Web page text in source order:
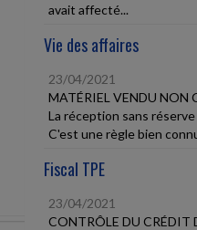
avait affecté...
Vie des affaires
23/04/2021
MATÉRIEL VENDU NON
La réception sans
C'est une règle bien
Fiscal TPE
23/04/2021
CONTRÔLE DU CRÉDIT